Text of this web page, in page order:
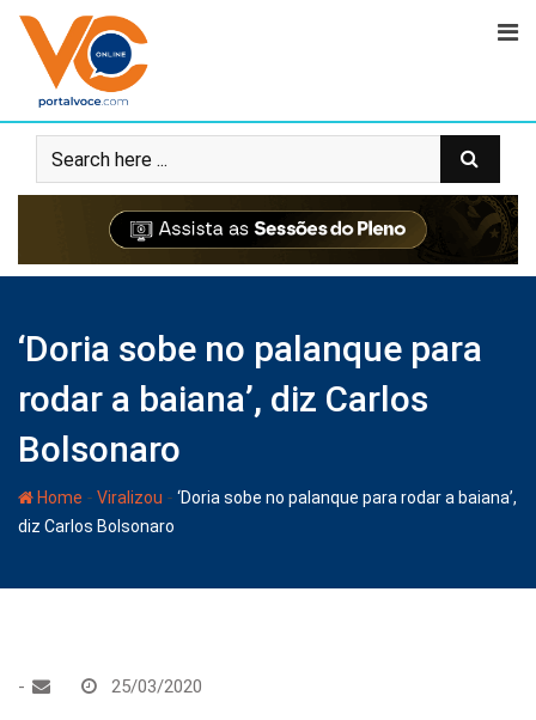
‘Doria sobe no palanque para
rodar a baiana’, diz Carlos
Bolsonaro
Home - Viralizou - ‘Doria sobe no palanque para rodar a baiana’,
diz Carlos Bolsonaro
- 25/03/2020